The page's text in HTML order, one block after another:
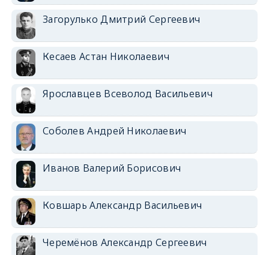
Загорулько Дмитрий Сергеевич
Кесаев Астан Николаевич
Ярославцев Всеволод Васильевич
Соболев Андрей Николаевич
Иванов Валерий Борисович
Ковшарь Александр Васильевич
Черемёнов Александр Сергеевич